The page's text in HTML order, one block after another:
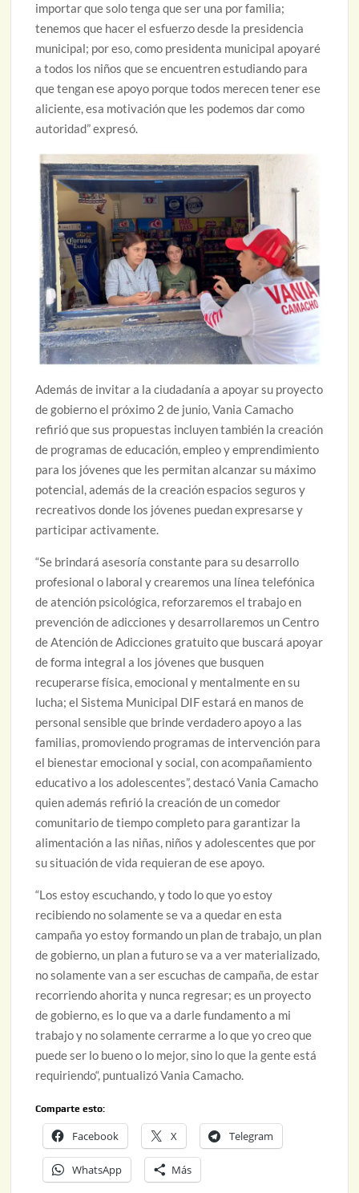
importar que solo tenga que ser una por familia;
tenemos que hacer el esfuerzo desde la presidencia
municipal; por eso, como presidenta municipal apoyaré
a todos los niños que se encuentren estudiando para
que tengan ese apoyo porque todos merecen tener ese
aliciente, esa motivación que les podemos dar como
autoridad” expresó.
Además de invitar a la ciudadanía a apoyar su proyecto
de gobierno el próximo 2 de junio, Vania Camacho
refirió que sus propuestas incluyen también la creación
de programas de educación, empleo y emprendimiento
para los jóvenes que les permitan alcanzar su máximo
potencial, además de la creación espacios seguros y
recreativos donde los jóvenes puedan expresarse y
participar activamente.
“Se brindará asesoría constante para su desarrollo
profesional o laboral y crearemos una línea telefónica
de atención psicológica, reforzaremos el trabajo en
prevención de adicciones y desarrollaremos un Centro
de Atención de Adicciones gratuito que buscará apoyar
de forma integral a los jóvenes que busquen
recuperarse física, emocional y mentalmente en su
lucha; el Sistema Municipal DIF estará en manos de
personal sensible que brinde verdadero apoyo a las
familias, promoviendo programas de intervención para
el bienestar emocional y social, con acompañamiento
educativo a los adolescentes”, destacó Vania Camacho
quien además refirió la creación de un comedor
comunitario de tiempo completo para garantizar la
alimentación a las niñas, niños y adolescentes que por
su situación de vida requieran de ese apoyo.
“Los estoy escuchando, y todo lo que yo estoy
recibiendo no solamente se va a quedar en esta
campaña yo estoy formando un plan de trabajo, un plan
de gobierno, un plan a futuro se va a ver materializado,
no solamente van a ser escuchas de campaña, de estar
recorriendo ahorita y nunca regresar; es un proyecto
de gobierno, es lo que va a darle fundamento a mi
trabajo y no solamente cerrarme a lo que yo creo que
puede ser lo bueno o lo mejor, sino lo que la gente está
requiriendo“, puntualizó Vania Camacho.
Comparte esto:
Facebook X Telegram
WhatsApp Más